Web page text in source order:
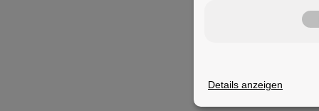
Details anzeigen